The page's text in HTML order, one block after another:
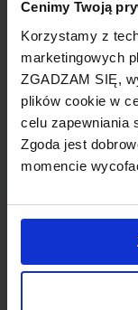
Cenimy Twoją
Korzystamy z
marketingowych
ZGADZAM SIĘ,
plików cookie w
celu zapewniania
Zgoda jest
momencie
REZERWACJA
online lub
PŁATNOŚĆ
przelew,